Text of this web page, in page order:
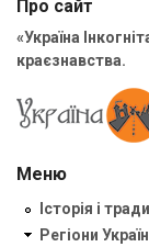
Про сайт
«Україна
краєзнавства.
Меню
Історія і
Регіони